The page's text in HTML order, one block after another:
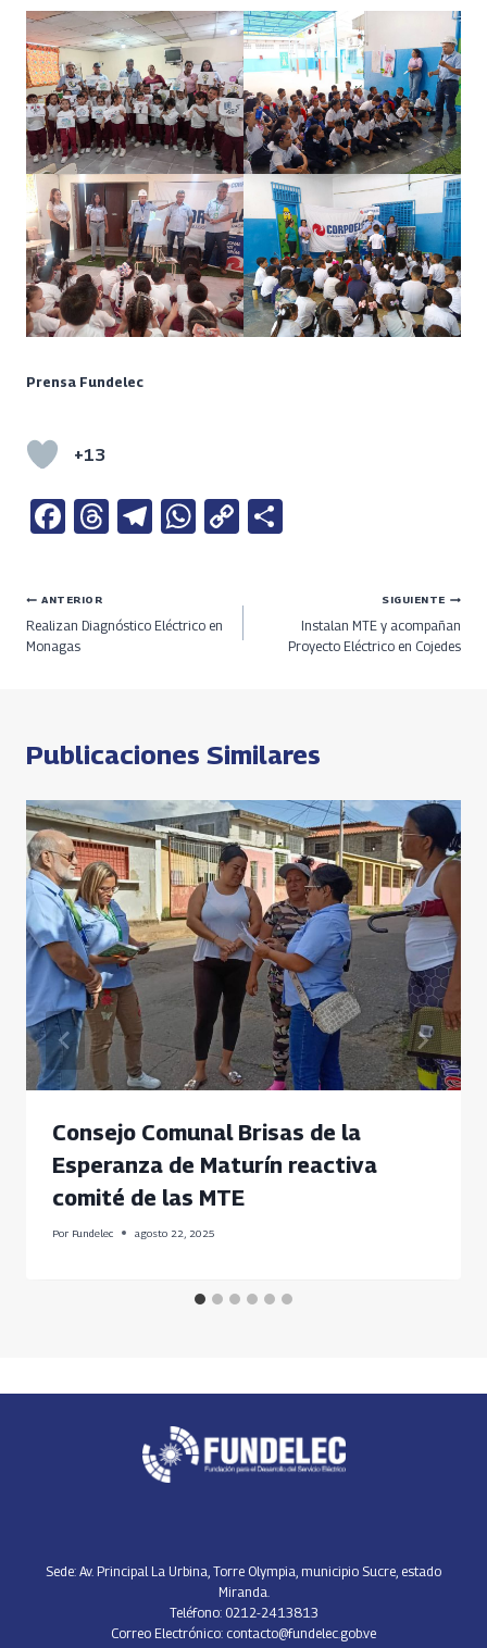
Prensa Fundelec
+13
Fa
b
o
o
T
a
Te
a
W
s
C
Navegación
de
ANTERIOR
Realizan Diagnóstico Eléctrico en
Monagas
SIGUIENTE
Instalan MTE y acompañan
Proyecto Eléctrico en Cojedes
Publicaciones Similares
Consejo Comunal Brisas de la
Esperanza de Maturín reactiva
comité de las MTE
Por Fundelec agosto 22, 2025
Sede: Av. Principal La Urbina, Torre Olympia, municipio Sucre, estado
Miranda.
Teléfono: 0212-2413813
Correo Electrónico: contacto@fundelec.gob.ve